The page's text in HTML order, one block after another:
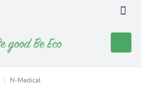
košík
N-Medical